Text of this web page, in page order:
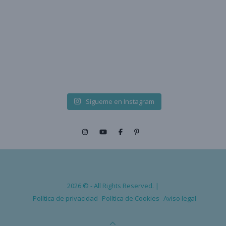
Sígueme en Instagram
2026 © - All Rights Reserved. |
Política de privacidad Política de Cookies Aviso legal